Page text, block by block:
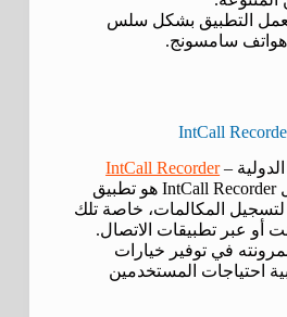
التطبيق بشكل سلس
سامسونج.
–
IntCall Recorder
مرونة في التسجيل IntCall Recorder هو تطبيق
لتسجيل المكالمات، خاصة تلك
أو عبر تطبيقات الاتصال.
في توفير خيارات
احتياجات المستخدمين